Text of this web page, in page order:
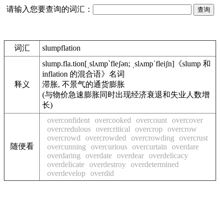
请输入您要查询的词汇：
词汇 slumpflation
释义
slump.fla.tion[ˌslʌmp`fleʃən; ˌslʌmpˈfleiʃn] 《slump 和
inflation 的混合语》 名词
滞胀, 不景气的通货膨胀
(与物价急速膨胀同时出现经济衰退和失业人数增
长)
随便看
overconfident overcooked overcount overcover
overcredulous overcritical overcrop overcrow
overcrowd
overcrowded overcrowding
overcrust
overcunning
overcurious overcurtain
overdare
overdaring
overdate overdear overdelicacy
overdelicate overdestroy overdetermined
overdevelop overdid